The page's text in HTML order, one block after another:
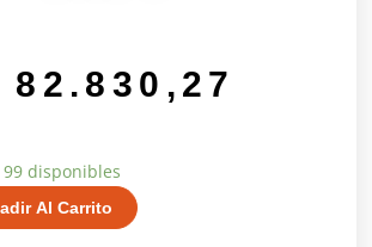
82.830,27
99 disponibles
Al Carrito